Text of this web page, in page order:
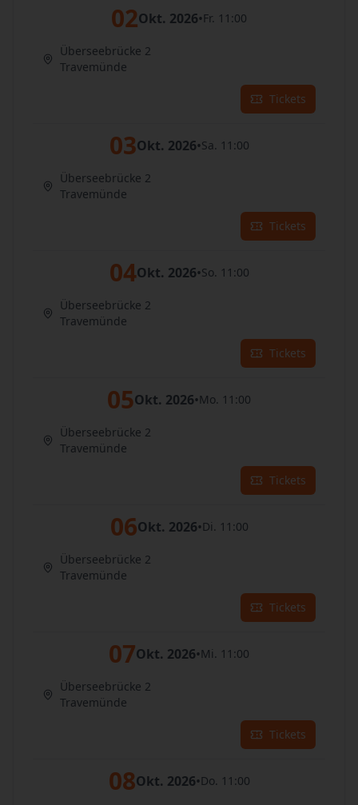
02Okt. 2026•Fr. 11:00
Überseebrücke 2
Travemünde
Tickets
03Okt. 2026•Sa. 11:00
Überseebrücke 2
Travemünde
Tickets
04Okt. 2026•So. 11:00
Überseebrücke 2
Travemünde
Tickets
05Okt. 2026•Mo. 11:00
Überseebrücke 2
Travemünde
Tickets
06Okt. 2026•Di. 11:00
Überseebrücke 2
Travemünde
Tickets
07Okt. 2026•Mi. 11:00
Überseebrücke 2
Travemünde
Tickets
08Okt. 2026•Do. 11:00